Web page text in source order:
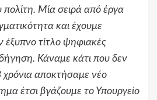
πολίτη. Μία σειρά από έργα
και έχουμε
έξυπνο τίτλο ψηφιακές
Κάναμε κάτι που δεν
χρόνια αποκτήσαμε νέο
έτσι βγάζουμε το Υπουργείο